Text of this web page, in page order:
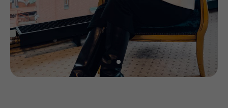
Оставить заявку: